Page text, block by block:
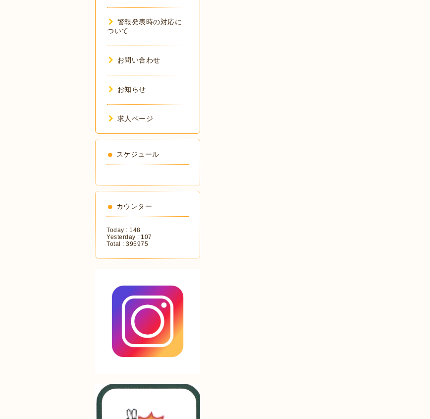
警報発表時の対応に
ついて
お問い合わせ
お知らせ
求人ページ
スケジュール
カウンター
Today : 148
Yesterday : 107
Total : 395975